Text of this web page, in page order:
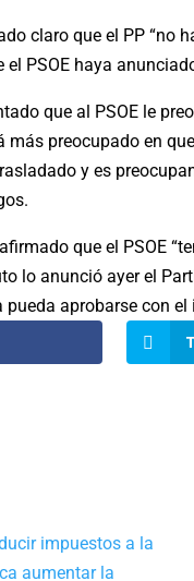
claro que el PP “no
el PSOE haya
que al PSOE le
más preocupado en
y es
que el PSOE
lo anunció ayer el
aprobarse con